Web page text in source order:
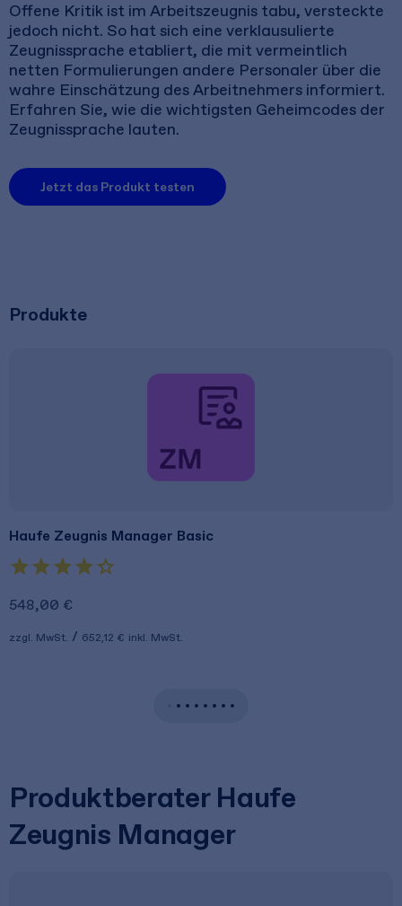
Offene Kritik ist im Arbeitszeugnis tabu, versteckte
jedoch nicht. So hat sich eine verklausulierte
Zeugnissprache etabliert, die mit vermeintlich
netten Formulierungen andere Personaler über die
wahre Einschätzung des Arbeitnehmers informiert.
Erfahren Sie, wie die wichtigsten Geheimcodes der
Zeugnissprache lauten.
Jetzt das Produkt testen
Produkte
Haufe Zeugnis Manager Basic
548,00 €
zzgl. MwSt. 652,12 € inkl. MwSt.
Produktberater Haufe
Zeugnis Manager